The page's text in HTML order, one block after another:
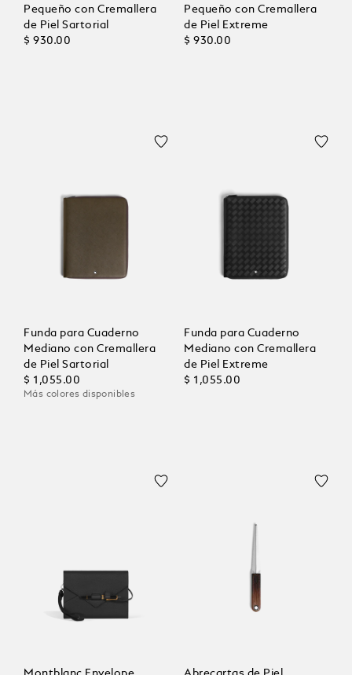
Pequeño con Cremallera
de Piel Sartorial
$ 930.00
Pequeño con Cremallera
de Piel Extreme
$ 930.00
Funda para Cuaderno
Mediano con Cremallera
de Piel Sartorial
$ 1,055.00
Más colores disponibles
Funda para Cuaderno
Mediano con Cremallera
de Piel Extreme
$ 1,055.00